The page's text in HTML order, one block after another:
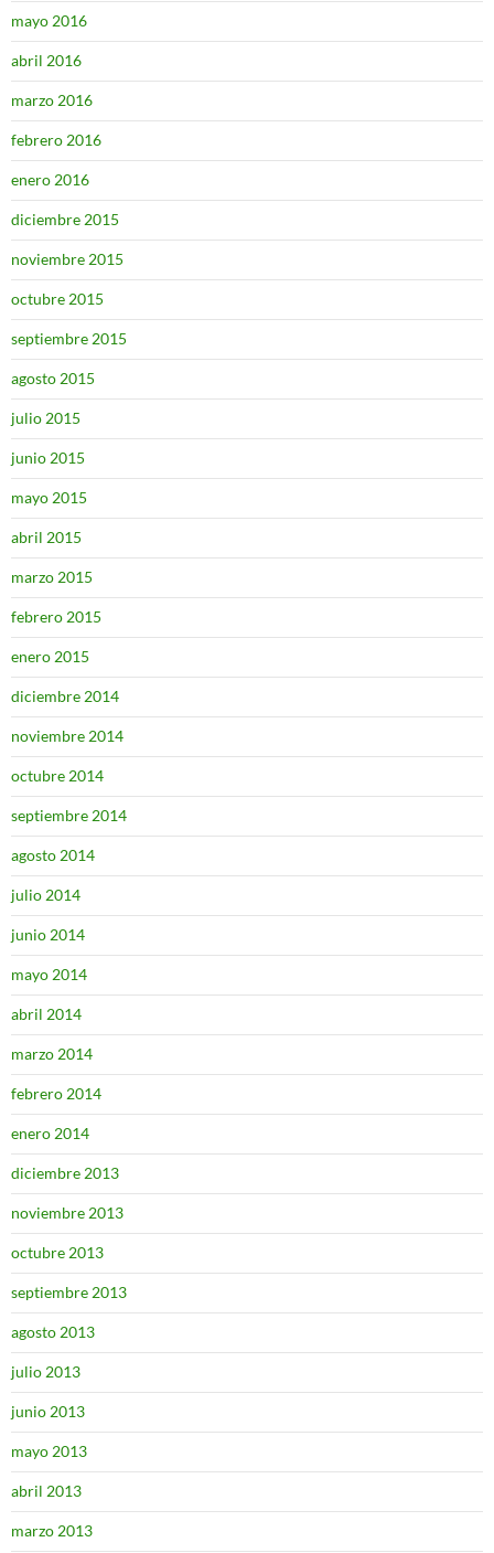
mayo 2016
abril 2016
marzo 2016
febrero 2016
enero 2016
diciembre 2015
noviembre 2015
octubre 2015
septiembre 2015
agosto 2015
julio 2015
junio 2015
mayo 2015
abril 2015
marzo 2015
febrero 2015
enero 2015
diciembre 2014
noviembre 2014
octubre 2014
septiembre 2014
agosto 2014
julio 2014
junio 2014
mayo 2014
abril 2014
marzo 2014
febrero 2014
enero 2014
diciembre 2013
noviembre 2013
octubre 2013
septiembre 2013
agosto 2013
julio 2013
junio 2013
mayo 2013
abril 2013
marzo 2013